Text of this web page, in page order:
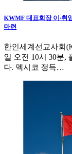
KWMF 대표회장 이·취
마련
한인세계선교사회
일 오전 10시 30분,
다. 멕시코 정득…